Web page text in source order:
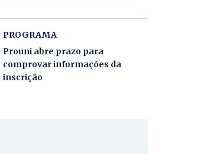
PROGRAMA
Prouni abre prazo para
comprovar informações da
inscrição